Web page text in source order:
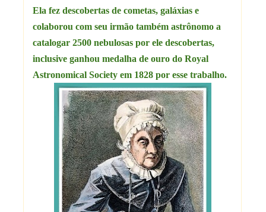
Ela fez descobertas de cometas, galáxias e
colaborou com seu irmão também astrônomo a
catalogar 2500 nebulosas por ele descobertas,
inclusive ganhou medalha de ouro do Royal
Astronomical Society em 1828 por esse trabalho.